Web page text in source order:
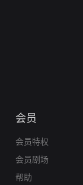
会员
会员特权
会员剧场
帮助